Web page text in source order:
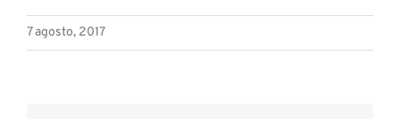
7 agosto, 2017